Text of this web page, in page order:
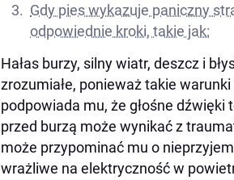
Gdy pies wykazuje paniczny
odpowiednie kroki, takie jak:
Hałas burzy, silny wiatr, deszcz i
zrozumiałe, ponieważ takie
podpowiada mu, że głośne dźwięki
przed burzą może wynikać z
może przypominać mu o
wrażliwe na elektryczność w